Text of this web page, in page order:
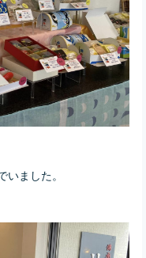
ました。